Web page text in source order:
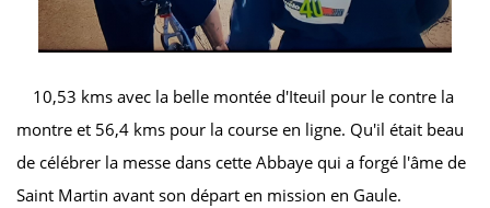
10,53 kms avec la belle montée d'Iteuil pour le contre la
montre et 56,4 kms pour la course en ligne. Qu'il était beau
de célébrer la messe dans cette Abbaye qui a forgé l'âme de
Saint Martin avant son départ en mission en Gaule.